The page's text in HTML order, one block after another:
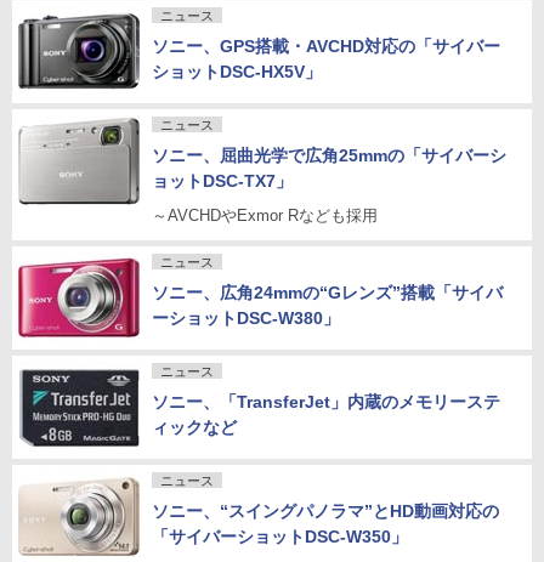
ニュース
ソニー、GPS搭載・AVCHD対応の「サイバー
ショットDSC-HX5V」
ニュース
ソニー、屈曲光学で広角25mmの「サイバーシ
ョットDSC-TX7」
～AVCHDやExmor Rなども採用
ニュース
ソニー、広角24mmの“Gレンズ”搭載「サイバ
ーショットDSC-W380」
ニュース
ソニー、「TransferJet」内蔵のメモリーステ
ィックなど
ニュース
ソニー、“スイングパノラマ”とHD動画対応の
「サイバーショットDSC-W350」